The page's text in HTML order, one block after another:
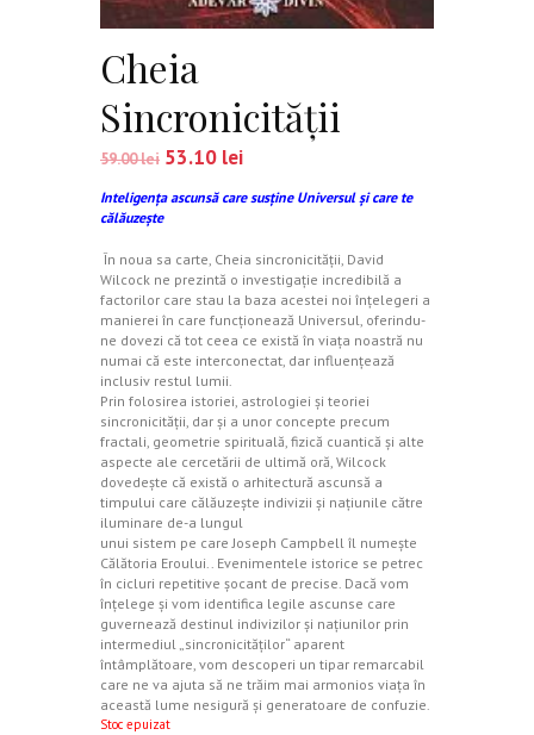
Cheia
Sincronicităţii
59.00lei 53.10 lei
Inteligenţa ascunsă care susţine Universul şi care te
călăuzeşte
În noua sa carte, Cheia sincronicităţii, David
Wilcock ne prezintă o investigaţie incredibilă a
factorilor care stau la baza acestei noi înţelegeri a
manierei în care funcţionează Universul, oferindu-
ne dovezi că tot ceea ce există în viaţa noastră nu
numai că este interconectat, dar influenţează
inclusiv restul lumii.
Prin folosirea istoriei, astrologiei şi teoriei
sincronicităţii, dar şi a unor concepte precum
fractali, geometrie spirituală, fizică cuantică şi alte
aspecte ale cercetării de ultimă oră, Wilcock
dovedeşte că există o arhitectură ascunsă a
timpului care călăuzeşte indivizii şi naţiunile către
iluminare de-a lungul
unui sistem pe care Joseph Campbell îl numeşte
Călătoria Eroului.. Evenimentele istorice se petrec
în cicluri repetitive şocant de precise. Dacă vom
înţelege şi vom identifica legile ascunse care
guvernează destinul indivizilor şi naţiunilor prin
intermediul „sincronicităţilor“ aparent
întâmplătoare, vom descoperi un tipar remarcabil
care ne va ajuta să ne trăim mai armonios viaţa în
această lume nesigură şi generatoare de confuzie.
Stoc epuizat